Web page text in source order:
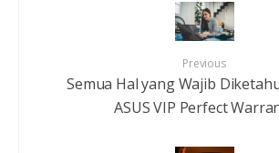
Previous
Semua Hal yang Wajib
ASUS VIP Perfect